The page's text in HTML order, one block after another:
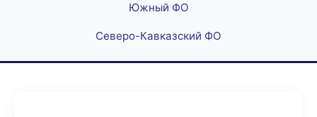
Южный ФО
Северо-Кавказский ФО